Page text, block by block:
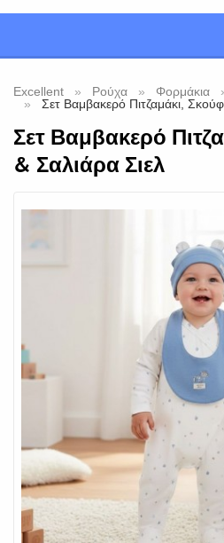
Excellent Ρούχα Φορμάκια
Σετ Βαμβακερό Πιτζαμάκι,
Σετ Βαμβακερό
& Σαλιάρα Σιελ